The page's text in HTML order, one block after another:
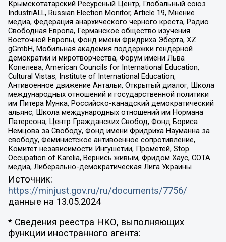
Крымскотатарский Ресурсный Центр, Глобальный союз
IndustriALL, Russian Election Monitor, Article 19, Мнение
медиа, Федерация анархического черного креста, Радио
Свободная Европа, Германское общество изучения
Восточной Европы, Фонд имени Фридриха Эберта, XZ
gGmbH, Мобильная академия поддержки гендерной
демократии и миротворчества, Форум имени Льва
Копелева, American Councils for International Education,
Cultural Vistas, Institute of International Education,
Антивоенное движение Антальи, Открытый диалог, Школа
международных отношений и государственной политики
им Питера Мунка, Российско-канадский демократический
альянс, Школа международных отношений им Нормана
Патерсона, Центр Гражданских Свобод, Фонд Бориса
Немцова за Свободу, Фонд имени Фридриха Науманна за
свободу, Феминистское антивоенное сопротивление,
Комитет независимости Ингушетии, Прометей, Stop
Occupation of Karelia, Вернись живым, Фридом Хаус, СОТА
медиа, Либерально-демократическая Лига Украины
Источник:
https://minjust.gov.ru/ru/documents/7756/
данные на 13.05.2024
* Сведения реестра НКО, выполняющих
функции иностранного агента: